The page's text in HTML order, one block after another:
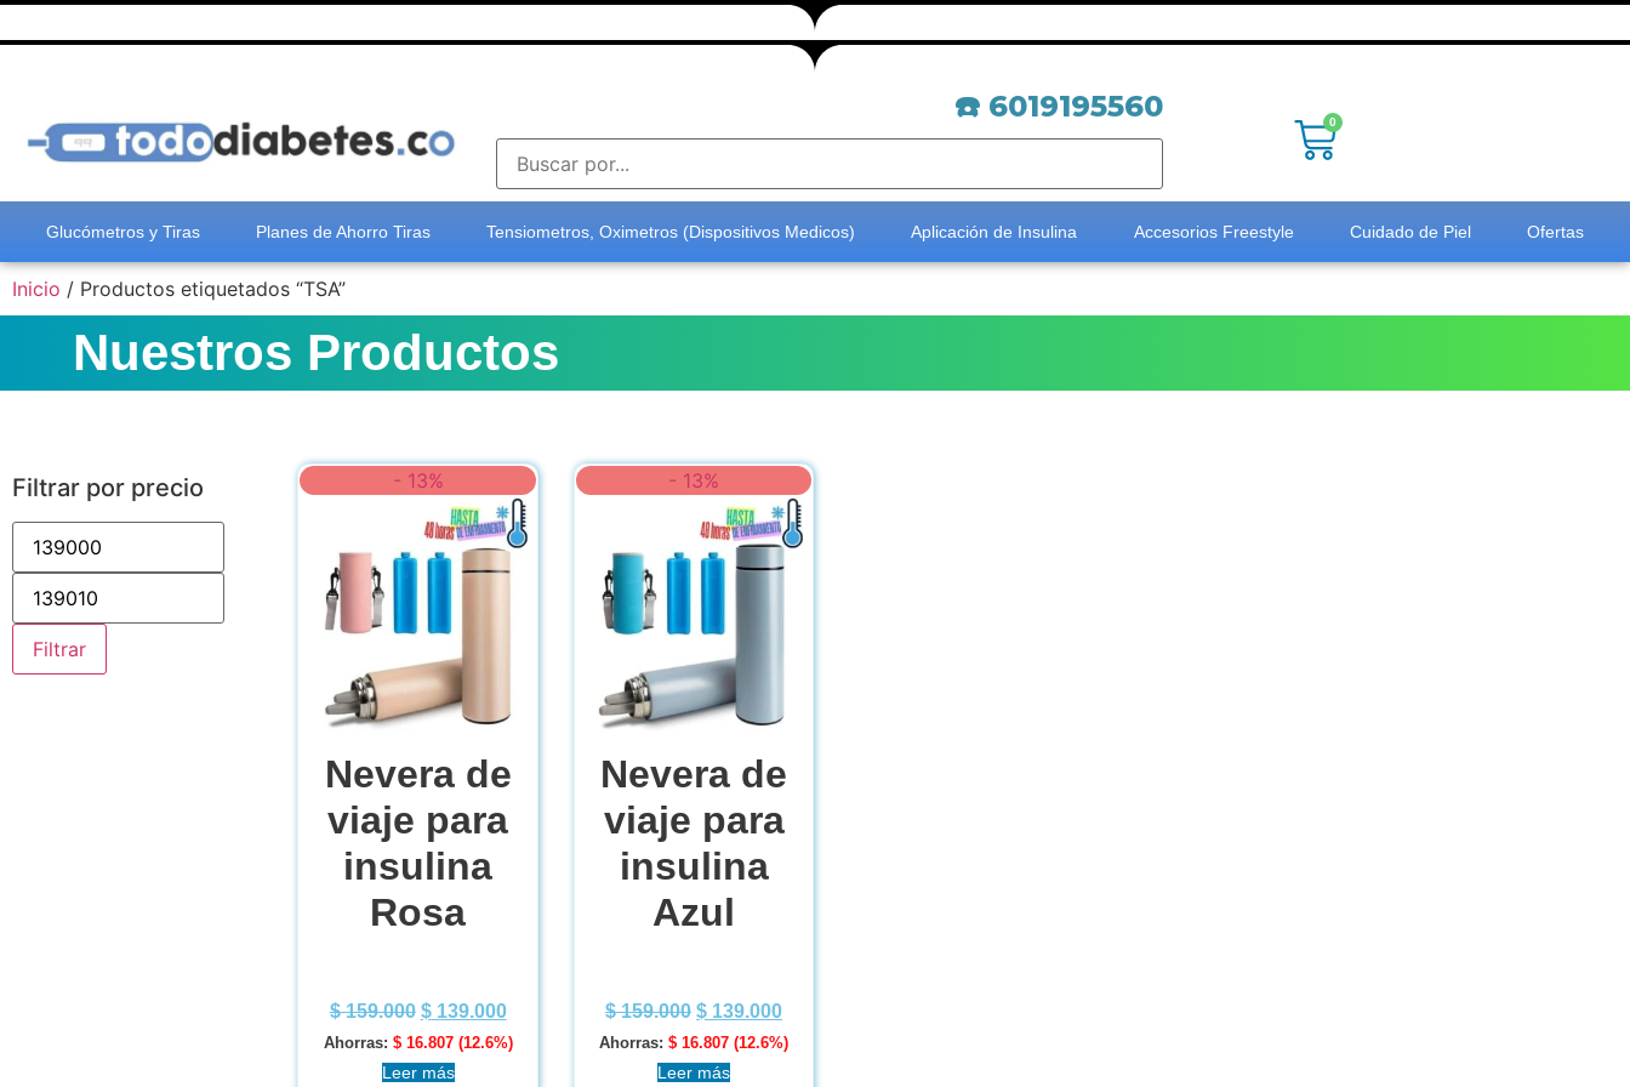
☎️ 6019195560 0
Glucómetros y Tiras Planes de Ahorro Tiras Tensiometros, Oximetros (Dispositivos Medicos) Aplicación de Insulina Accesorios Freestyle Cuidado de Piel Ofertas
Inicio / Productos etiquetados “TSA”
Nuestros Productos
Filtrar por precio
Filtrar
- 13%
Nevera de
viaje para
insulina
Rosa
$159.000 $139.000
Ahorras: $16.807 (12.6%)
Leer más
- 13%
Nevera de
viaje para
insulina
Azul
$159.000 $ 139.000
Ahorras: $ 16.807 (12.6%)
Leer más